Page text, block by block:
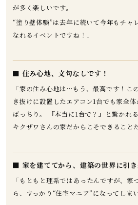
が多く楽しいです。
“塗り壁体験”は去年に続いて今年もチャ
なれるイベントですね！」
■ 住み心地、文句なしです！
「家の住み心地は…もう、最高です！こ
き抜けに設置したエアコン1台でも家全
ばっちり。 『本当に1台で？』と驚かれ
キクザワさんの家だからこそできること
■ 家を建ててから、建築の世界に引
「もともと理系ではあったんですが、家
ら、すっかり“住宅マニア”になってしま